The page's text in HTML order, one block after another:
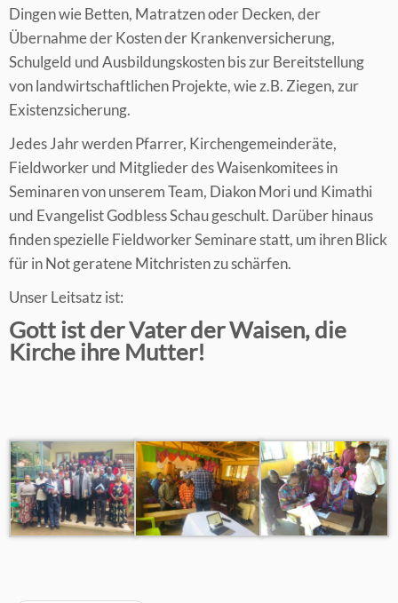
Dingen wie Betten, Matratzen oder Decken, der
Übernahme der Kosten der Krankenversicherung,
Schulgeld und Ausbildungskosten bis zur Bereitstellung
von landwirtschaftlichen Projekte, wie z.B. Ziegen, zur
Existenzsicherung.
Jedes Jahr werden Pfarrer, Kirchengemeinderäte,
Fieldworker und Mitglieder des Waisenkomitees in
Seminaren von unserem Team, Diakon Mori und Kimathi
und Evangelist Godbless Schau geschult. Darüber hinaus
finden spezielle Fieldworker Seminare statt, um ihren Blick
für in Not geratene Mitchristen zu schärfen.
Unser Leitsatz ist:
Gott ist der Vater der Waisen, die
Kirche ihre Mutter!